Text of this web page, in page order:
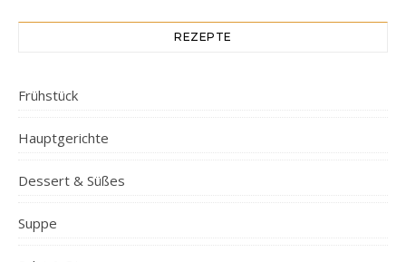
REZEPTE
Frühstück
Hauptgerichte
Dessert & Süßes
Suppe